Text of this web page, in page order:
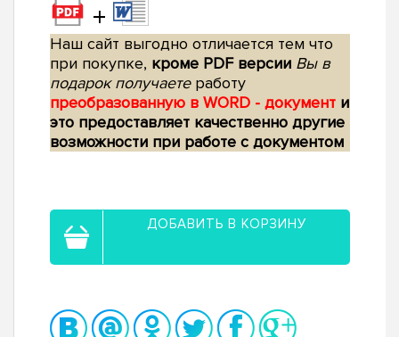
+
Наш сайт выгодно отличается тем что
при покупке, кроме PDF версии Вы в
подарок получаетеработу
преобразованную в WORD - документ и
это предоставляет качественно другие
возможности при работе с документом
ДОБАВИТЬ В КОРЗИНУ